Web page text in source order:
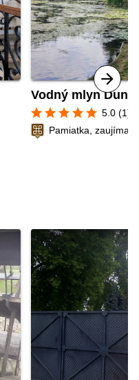
Vodný mlyn
star star star star star 5.0 (1)
Pamiatka,